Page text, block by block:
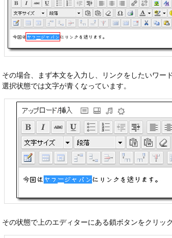
その場合、まず本文を入力し、リンクをしたいワー
選択状態では文字が青くなっています。
その状態で上のエディターにある鎖ボタンをクリック